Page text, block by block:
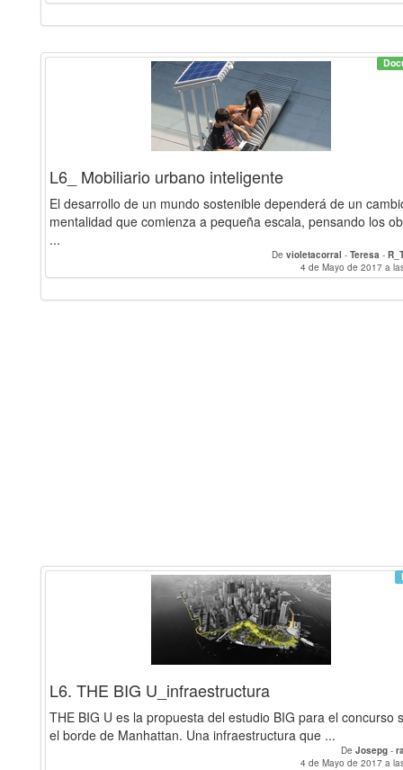
L6_ Mobiliario urbano inteligente
El desarrollo de un mundo sostenible dependerá de un
mentalidad que comienza a pequeña escala, pensando los
...
De violetacorral - Teresa -
4 de Mayo de 2017 a
L6. THE BIG U_infraestructura
THE BIG U es la propuesta del estudio BIG para el concurso
el borde de Manhattan. Una infraestructura que ...
De Josepg -
4 de Mayo de 2017 a